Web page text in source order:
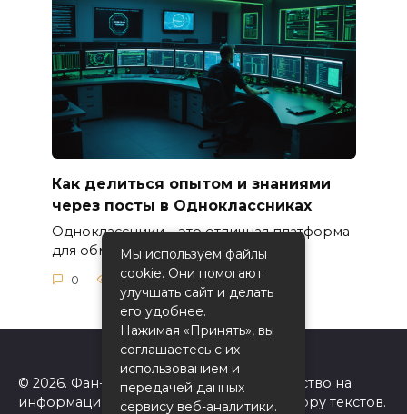
Как делиться опытом и знаниями
через посты в Одноклассниках
Одноклассники – это отличная платформа
для обмена опытом
0 51
© 2026. Фан-сайт Одноклассники. Авторство на
информацию на сайте принадлежит автору текстов.
Мы используем файлы
cookie. Они помогают
улучшать сайт и делать
его удобнее.
Нажимая «Принять», вы
соглашаетесь с их
использованием и
передачей данных
сервису веб-аналитики.